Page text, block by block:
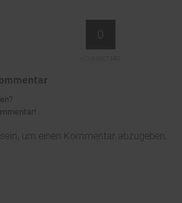
0
sein, um einen Kommentar abzugeben.